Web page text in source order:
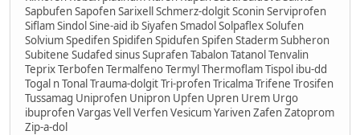
Sapbufen Sapofen Sarixell Schmerz-dolgit Sconin Serviprofen
Siflam Sindol Sine-aid ib Siyafen Smadol Solpaflex Solufen
Solvium Spedifen Spidifen Spidufen Spifen Staderm Subheron
Subitene Sudafed sinus Suprafen Tabalon Tatanol Tenvalin
Teprix Terbofen Termalfeno Termyl Thermoflam Tispol ibu-dd
Togal n Tonal Trauma-dolgit Tri-profen Tricalma Trifene Trosifen
Tussamag Uniprofen Unipron Upfen Upren Urem Urgo
ibuprofen Vargas Vell Verfen Vesicum Yariven Zafen Zatoprom
Zip-a-dol